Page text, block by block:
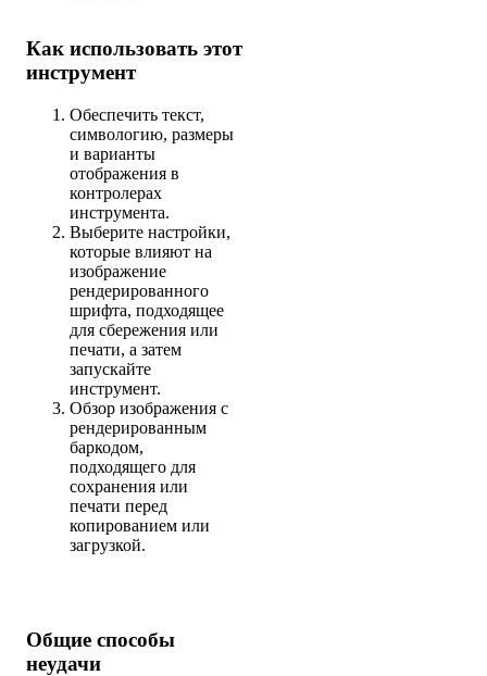
Как использовать этот
инструмент
Обеспечить текст,
символогию, размеры
и варианты
отображения в
контролерах
инструмента.
Выберите настройки,
которые влияют на
изображение
рендерированного
шрифта, подходящее
для сбережения или
печати, а затем
запускайте
инструмент.
Обзор изображения с
рендерированным
баркодом,
подходящего для
сохранения или
печати перед
копированием или
загрузкой.
Общие способы
неудачи